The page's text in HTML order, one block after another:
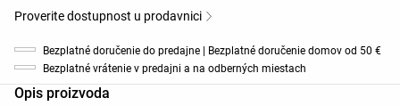
Proverite dostupnost u prodavnici
Bezplatné doručenie do predajne | Bezplatné doručenie domov od 50 €
Bezplatné vrátenie v predajni a na odberných miestach
Opis proizvoda